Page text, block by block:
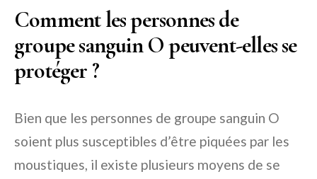
Comment les personnes de
groupe sanguin O peuvent-elles se
protéger ?
Bien que les personnes de groupe sanguin O
soient plus susceptibles d’être piquées par les
moustiques, il existe plusieurs moyens de se